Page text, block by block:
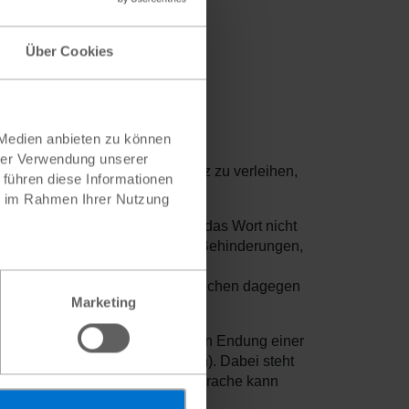
Über Cookies
anbieten zu können
Verwendung unserer
diese Informationen
Rahmen Ihrer Nutzung
Marketing
eine mentale Repräsentanz zu verleihen,
entschieden, weil dieser das Wort nicht
. Auch für Menschen mit Behinderungen,
gut verständlich. Denn
eine kleine Pause, Sternchen dagegen
und der movierten weiblichen Endung einer
weiblicher Endung (Schüler:in). Dabei steht
. In der gesprochenen Sprache kann